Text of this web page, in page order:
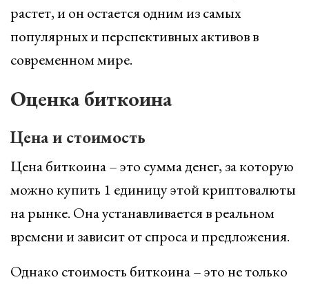
растет, и он остается одним из самых
популярных и перспективных активов в
современном мире.
Оценка биткоина
Цена и стоимость
Цена биткоина – это сумма денег, за которую
можно купить 1 единицу этой криптовалюты
на рынке. Она устанавливается в реальном
времени и зависит от спроса и предложения.
Однако стоимость биткоина – это не только